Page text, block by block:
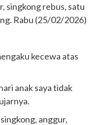
singkong rebus, satu
Rabu (25/02/2026)
kecewa atas
anak saya tidak
anggur,